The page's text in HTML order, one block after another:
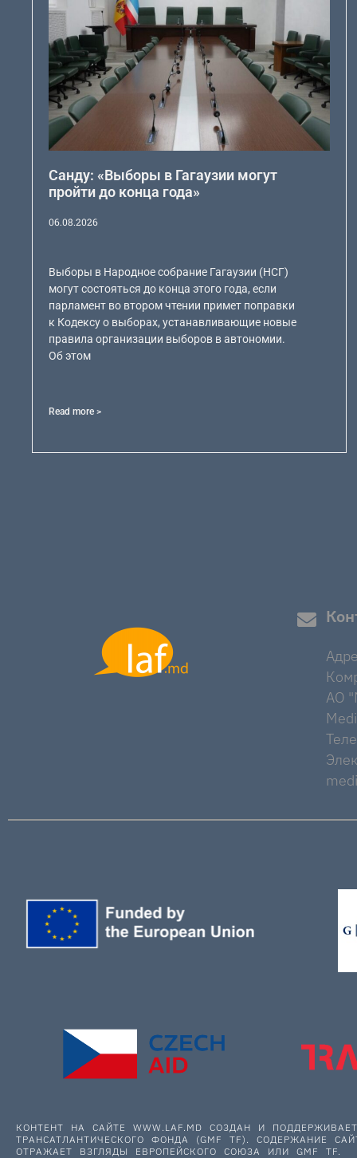
Санду: «Выборы в Гагаузии могут
пройти до конца года»
06.08.2026
Выборы в Народное собрание Гагаузии (НСГ)
могут состояться до конца этого года, если
парламент во втором чтении примет поправки
к Кодексу о выборах, устанавливающие новые
правила организации выборов в автономии.
Об этом
Read more >
AO
КОНТЕНТ НА САЙТЕ WWW.LAF.MD СОЗДАН И
ТРАНСАТЛАНТИЧЕСКОГО ФОНДА (GMF TF). СОДЕРЖАНИЕ
ОТРАЖАЕТ ВЗГЛЯДЫ ЕВРОПЕЙСКОГО СОЮЗА ИЛИ GMF TF.